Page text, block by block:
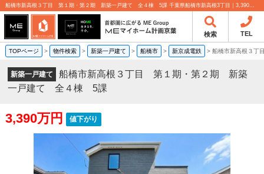
船橋市新高根３丁目 第１期・第２期 新築一戸建て 全４棟 5課 千葉県船橋市新高根3丁目｜3,390万円の新築一戸建て｜分譲住宅や新築物件｜MEマイホーム計画京葉株式会社
検索 TEL
TOPページ > 物件検索 > 新築一戸建て > 船橋市 > 新京成電鉄 > 船橋市新高根３
新築一戸建て
船橋市新高根３丁目 第１期・第２期 新築
一戸建て 全４棟 5課
3,390万円 値下がり